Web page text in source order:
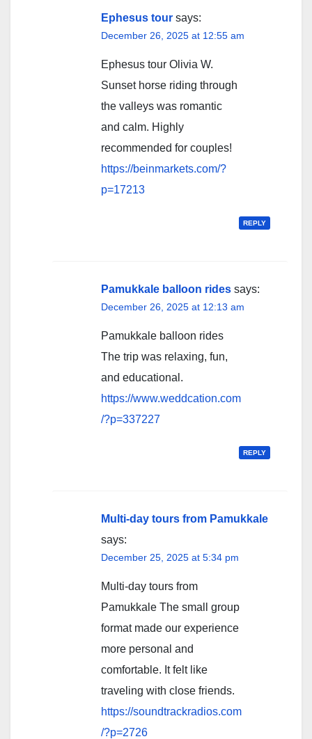
Ephesus tour says:
December 26, 2025 at 12:55 am
Ephesus tour Olivia W.
Sunset horse riding through
the valleys was romantic
and calm. Highly
recommended for couples!
https://beinmarkets.com/?
p=17213
REPLY
Pamukkale balloon rides says:
December 26, 2025 at 12:13 am
Pamukkale balloon rides
The trip was relaxing, fun,
and educational.
https://www.weddcation.com
/?p=337227
REPLY
Multi-day tours from Pamukkale
says:
December 25, 2025 at 5:34 pm
Multi-day tours from
Pamukkale The small group
format made our experience
more personal and
comfortable. It felt like
traveling with close friends.
https://soundtrackradios.com
/?p=2726